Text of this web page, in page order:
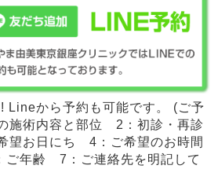
から予約も可能です。 (ご予
施術内容と部位 2：初診・再診
望お日にち 4：ご希望のお時間
年齢 7：ご連絡先を明記して